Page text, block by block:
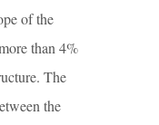
of the
than 4%
The
the